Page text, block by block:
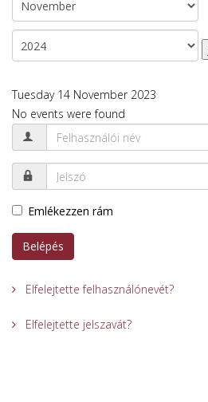
Tuesday 14 November 2023
No events were found
Emlékezzen rám
Belépés
Elfelejtette felhasználónevét?
Elfelejtette jelszavát?